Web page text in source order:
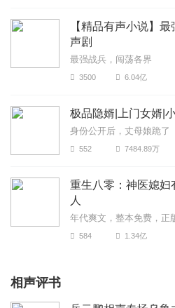
【精品有声小说】
声剧
最强战兵，闯荡各界
3500 6.04亿
极品隐婿|上门女婿|
身份公开后，丈母娘跪了
552 7484.89万
重生八零：神医媳妇
人
年代爽文，整本免费，正
584 1.34亿
相声评书